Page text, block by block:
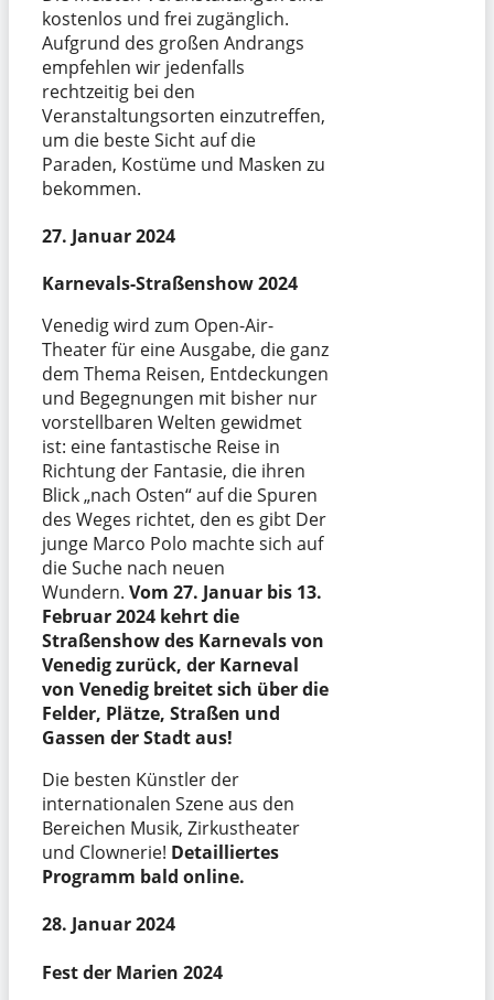
kostenlos und frei zugänglich.
Aufgrund des großen Andrangs
empfehlen wir jedenfalls
rechtzeitig bei den
Veranstaltungsorten einzutreffen,
um die beste Sicht auf die
Paraden, Kostüme und Masken zu
bekommen.
27. Januar 2024
Karnevals-Straßenshow 2024
Venedig wird zum Open-Air-
Theater für eine Ausgabe, die ganz
dem Thema Reisen, Entdeckungen
und Begegnungen mit bisher nur
vorstellbaren Welten gewidmet
ist: eine fantastische Reise in
Richtung der Fantasie, die ihren
Blick „nach Osten“ auf die Spuren
des Weges richtet, den es gibt Der
junge Marco Polo machte sich auf
die Suche nach neuen
Wundern. Vom 27. Januar bis 13.
Februar 2024 kehrt die
Straßenshow des Karnevals von
Venedig zurück, der Karneval
von Venedig breitet sich über die
Felder, Plätze, Straßen und
Gassen der Stadt aus!
Die besten Künstler der
internationalen Szene aus den
Bereichen Musik, Zirkustheater
und Clownerie! Detailliertes
Programm bald online.
28. Januar 2024
Fest der Marien 2024